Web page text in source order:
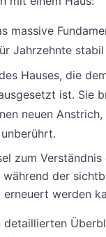
massive
Jahrzehnte
Hauses, die
ist. Sie
neuen Anstrich,
zum Verständnis
der
werden
detaillierten